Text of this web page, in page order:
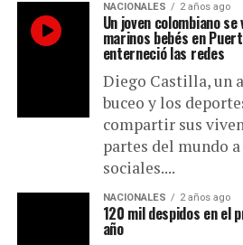
NACIONALES 2 años ago
Un joven colombiano
marinos bebés en
enterneció las redes
Diego Castilla, un
buceo y los
compartir sus
partes del mundo
sociales....
NACIONALES 2 años ago
120 mil despidos en
año